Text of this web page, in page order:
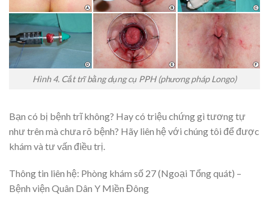
Hình 4. Cắt trĩ bằng dụng cụ PPH (phương pháp Longo)
Bạn có bị bệnh trĩ không? Hay có triệu chứng gì tương tự
như trên mà chưa rõ bệnh? Hãy liên hệ với chúng tôi để được
khám và tư vấn điều trị.
Thông tin liên hệ: Phòng khám số 27 (Ngoại Tổng quát) –
Bệnh viện Quân Dân Y Miền Đông